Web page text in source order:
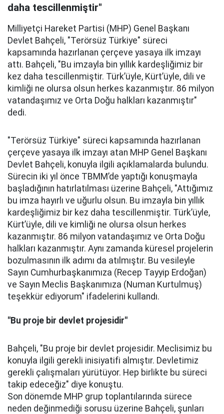
daha tescillenmiştir"
Milliyetçi Hareket Partisi (MHP) Genel Başkanı
Devlet Bahçeli, "Terörsüz Türkiye" süreci
kapsamında hazırlanan çerçeve yasaya ilk imzayı
attı. Bahçeli, "Bu imzayla bin yıllık kardeşliğimiz bir
kez daha tescillenmiştir. Türk’üyle, Kürt’üyle, dili ve
kimliği ne olursa olsun herkes kazanmıştır. 86 milyon
vatandaşımız ve Orta Doğu halkları kazanmıştır"
dedi.
"Terörsüz Türkiye" süreci kapsamında hazırlanan
çerçeve yasaya ilk imzayı atan MHP Genel Başkanı
Devlet Bahçeli, konuyla ilgili açıklamalarda bulundu.
Sürecin iki yıl önce TBMM’de yaptığı konuşmayla
başladığının hatırlatılması üzerine Bahçeli, "Attığımız
bu imza hayırlı ve uğurlu olsun. Bu imzayla bin yıllık
kardeşliğimiz bir kez daha tescillenmiştir. Türk’üyle,
Kürt’üyle, dili ve kimliği ne olursa olsun herkes
kazanmıştır. 86 milyon vatandaşımız ve Orta Doğu
halkları kazanmıştır. Aynı zamanda küresel projelerin
bozulmasının ilk adımı da atılmıştır. Bu vesileyle
Sayın Cumhurbaşkanımıza (Recep Tayyip Erdoğan)
ve Sayın Meclis Başkanımıza (Numan Kurtulmuş)
teşekkür ediyorum" ifadelerini kullandı.
"Bu proje bir devlet projesidir"
Bahçeli, "Bu proje bir devlet projesidir. Meclisimiz bu
konuyla ilgili gerekli inisiyatifi almıştır. Devletimiz
gerekli çalışmaları yürütüyor. Hep birlikte bu süreci
takip edeceğiz" diye konuştu.
Son dönemde MHP grup toplantılarında sürece
neden değinmediği sorusu üzerine Bahçeli, şunları